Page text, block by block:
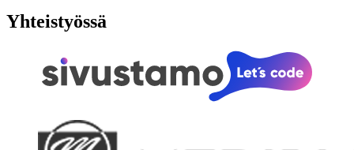
Yhteistyössä